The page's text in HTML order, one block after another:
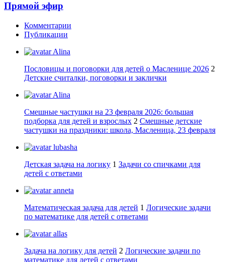
Прямой эфир
Комментарии
Публикации
Alina
Пословицы и поговорки для детей о Масленице 2026 2
Детские считалки, поговорки и заклички
Alina
Смешные частушки на 23 февраля 2026: большая
подборка для детей и взрослых 2 Смешные детские
частушки на праздники: школа, Масленица, 23 февраля
lubasha
Детская задача на логику 1 Задачи со спичками для
детей с ответами
anneta
Математическая задача для детей 1 Логические задачи
по математике для детей с ответами
allas
Задача на логику для детей 2 Логические задачи по
математике для детей с ответами